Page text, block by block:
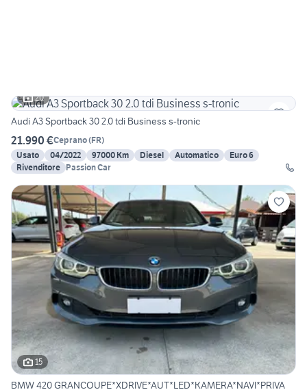
20
Audi A3 Sportback 30 2.0 tdi Business s-tronic
21.990 €Ceprano(FR)
Usato
04/2022 97000 Km Diesel Automatico
Euro 6
Rivenditore Passion Car
15
BMW 420 GRANCOUPE*XDRIVE*AUT*LED*KAMERA*NAVI*PRIVA